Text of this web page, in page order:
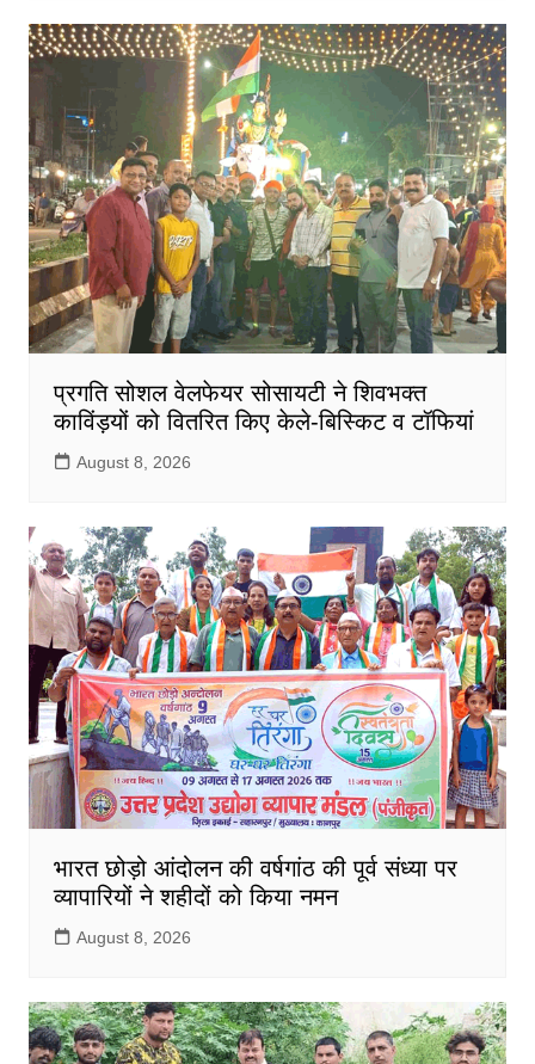
प्रगति सोशल वेलफेयर सोसायटी ने शिवभक्त
काविंड़यों को वितरित किए केले-बिस्किट व टॉफियां
August 8, 2026
भारत छोड़ो आंदोलन की वर्षगांठ की पूर्व संध्या पर
व्यापारियों ने शहीदों को किया नमन
August 8, 2026